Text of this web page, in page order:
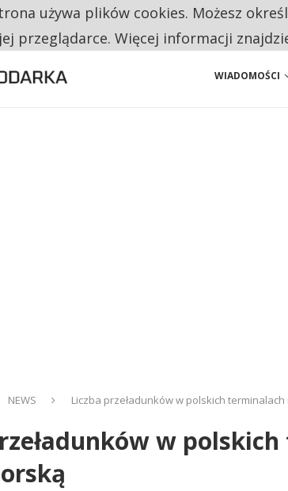
CHIN UDERZAJĄ W EUROPEJSKI PRZEMYSŁ. NA
WIADOMOŚCI
NEWS Liczba przeładunków w polskich
w
używa plików cookies. Możesz
przeglądarce. Więcej informacji